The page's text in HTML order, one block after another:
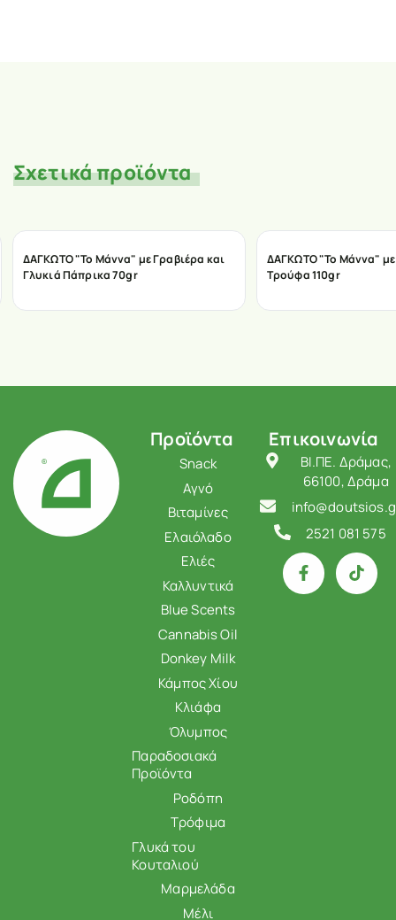
Σχετικά προϊόντα
ΔΑΓΚΩΤΟ "Το Μάννα" με Γραβιέρα και
Γλυκιά Πάπρικα 70gr
ΔΑΓΚΩΤΟ "Το Μάννα"
Τρούφα 110gr
Προϊόντα
Snack
Αγνό
Βιταμίνες
Ελαιόλαδο
Ελιές
Καλλυντικά
Blue Scents
Cannabis Oil
Donkey Milk
Κάμπος Χίου
Κλιάφα
Όλυμπος
Παραδοσιακά
Προϊόντα
Ροδόπη
Τρόφιμα
Γλυκά του
Κουταλιού
Μαρμελάδα
Μέλι
Επικοινωνία
ΒΙ.ΠΕ. Δράμας,
66100, Δράμα
2521 081 575